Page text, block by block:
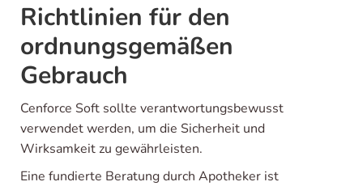
Richtlinien für den
ordnungsgemäßen
Gebrauch
Cenforce Soft sollte verantwortungsbewusst
verwendet werden, um die Sicherheit und
Wirksamkeit zu gewährleisten.
Eine fundierte Beratung durch Apotheker ist